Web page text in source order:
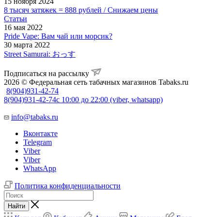
8 тысяч затяжек = 888 рублей / Снижаем цены
Статьи
16 мая 2022
Pride Vape: Вам чай или морсик?
30 марта 2022
Street Samurai: おっす
Подписаться на рассылку
2026 © Федеральная сеть табачных магазинов Tabaks.ru
8(904)931-42-74
8(904)931-42-74с 10:00 до 22:00 (viber, whatsapp)
info@tabaks.ru
Вконтакте
Telegram
Viber
Viber
WhatsApp
Политика конфиденциальности
Найти